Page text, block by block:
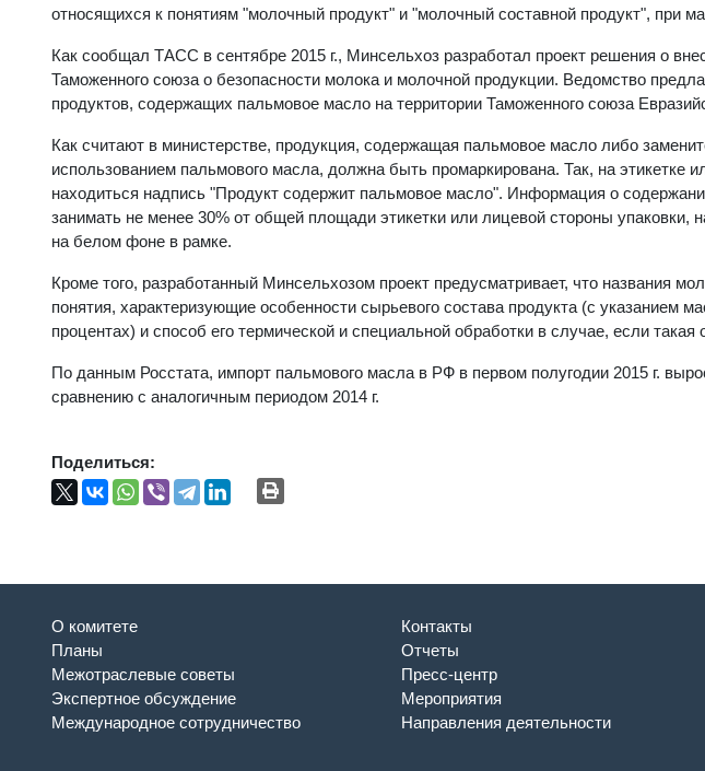
относящихся к понятиям "молочный продукт" и "молочный составной продукт", при
Как сообщал ТАСС в сентябре 2015 г., Минсельхоз разработал проект решения о
Таможенного союза о безопасности молока и молочной продукции. Ведомство
продуктов, содержащих пальмовое масло на территории Таможенного союза
Как считают в министерстве, продукция, содержащая пальмовое масло либо
использованием пальмового масла, должна быть промаркирована. Так, на этикетке
находиться надпись "Продукт содержит пальмовое масло". Информация о
занимать не менее 30% от общей площади этикетки или лицевой стороны упаковки,
на белом фоне в рамке.
Кроме того, разработанный Минсельхозом проект предусматривает, что названия
понятия, характеризующие особенности сырьевого состава продукта (с указанием
процентах) и способ его термической и специальной обработки в случае, если такая
По данным Росстата, импорт пальмового масла в РФ в первом полугодии 2015 г.
сравнению с аналогичным периодом 2014 г.
Поделиться:
О комитете
Планы
Межотраслевые советы
Экспертное обсуждение
Международное сотрудничество
Контакты
Отчеты
Пресс-центр
Мероприятия
Направления деятельности